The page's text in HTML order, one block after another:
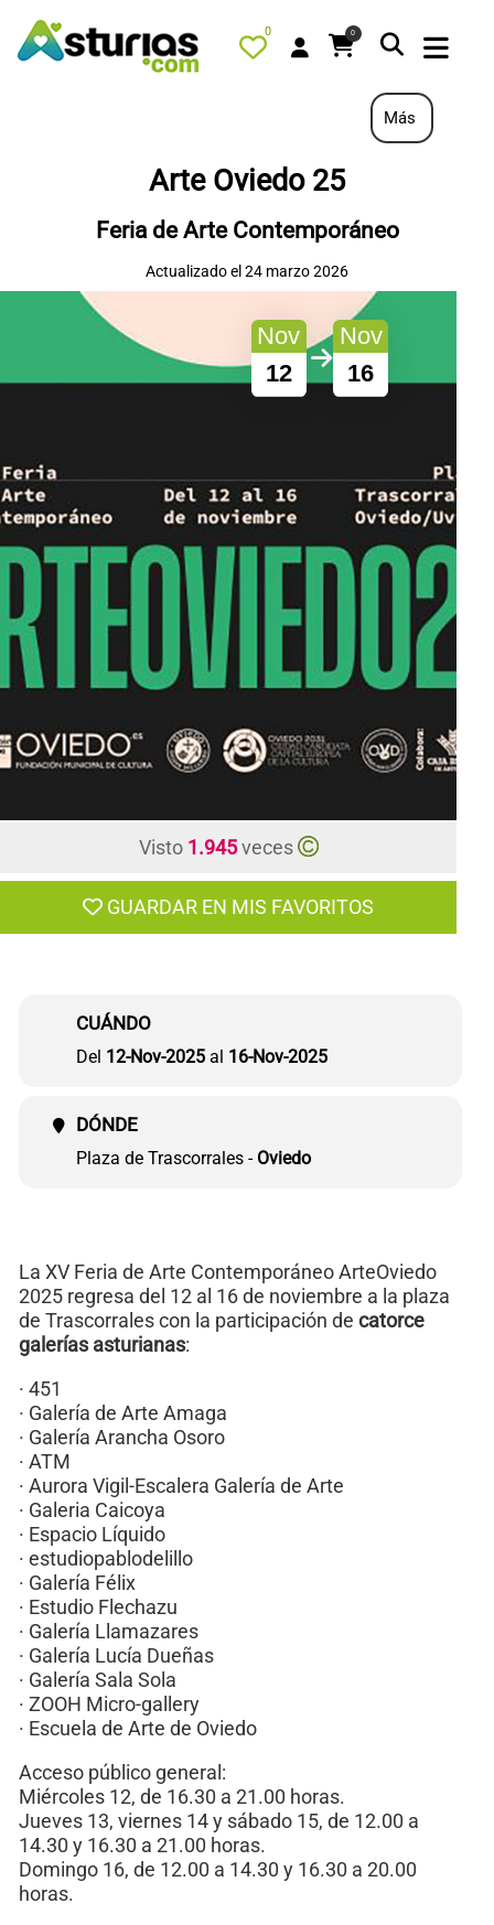
0 0
QUÉ HACER
ALOJAMIENTOS
RESTAURANTES
TURISMO ACTIVO
TIENDA
CONTACTO
Más
Arte Oviedo 25
Feria de Arte Contemporáneo
Actualizado el 24 marzo 2026
Nov
12
Nov
16
Visto 1.945 veces
GUARDAR EN MIS FAVORITOS
CUÁNDO
Del 12-Nov-2025 al 16-Nov-2025
DÓNDE
Plaza de Trascorrales - Oviedo
La XV Feria de Arte Contemporáneo ArteOviedo
2025 regresa del 12 al 16 de noviembre a la plaza
de Trascorrales con la participación de catorce
galerías asturianas:
· 451
· Galería de Arte Amaga
· Galería Arancha Osoro
· ATM
· Aurora Vigil-Escalera Galería de Arte
· Galeria Caicoya
· Espacio Líquido
· estudiopablodelillo
· Galería Félix
· Estudio Flechazu
· Galería Llamazares
· Galería Lucía Dueñas
· Galería Sala Sola
· ZOOH Micro-gallery
· Escuela de Arte de Oviedo
Acceso público general:
Miércoles 12, de 16.30 a 21.00 horas.
Jueves 13, viernes 14 y sábado 15, de 12.00 a
14.30 y 16.30 a 21.00 horas.
Domingo 16, de 12.00 a 14.30 y 16.30 a 20.00
horas.